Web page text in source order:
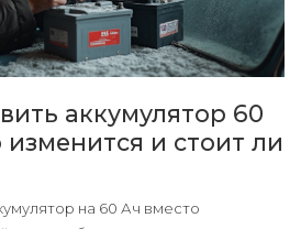
аккумулятор 60
изменится и стоит ли
на 60 Ач вместо